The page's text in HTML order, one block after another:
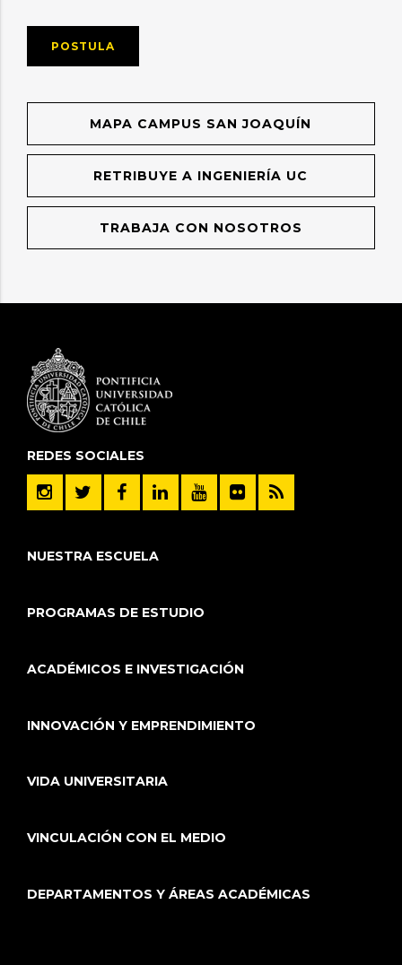
POSTULA
MAPA CAMPUS SAN JOAQUÍN
RETRIBUYE A INGENIERÍA UC
TRABAJA CON NOSOTROS
REDES SOCIALES
NUESTRA ESCUELA
PROGRAMAS DE ESTUDIO
ACADÉMICOS E INVESTIGACIÓN
INNOVACIÓN Y EMPRENDIMIENTO
VIDA UNIVERSITARIA
VINCULACIÓN CON EL MEDIO
DEPARTAMENTOS Y ÁREAS ACADÉMICAS